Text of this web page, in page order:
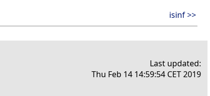
isinf >>
Last updated:
Thu Feb 14 14:59:54 CET 2019